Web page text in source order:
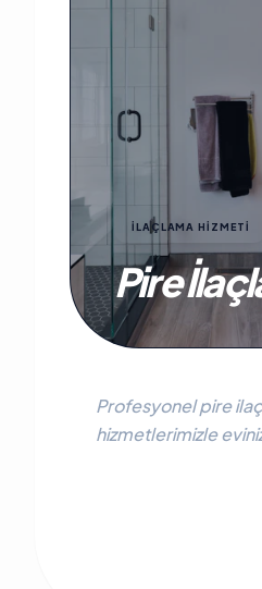
İLAÇLAMA HİZMETİ
Pire
Profesyonel pire
hizmetlerimizle